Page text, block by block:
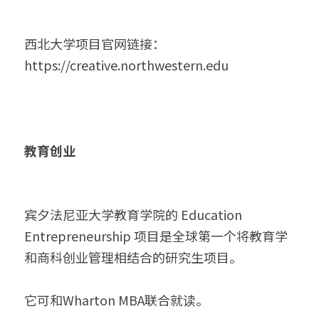
西北大学项目官网链接：
https://creative.northwestern.edu
教育创业
宾夕法尼亚大学教育学院的 Education
Entrepreneurship 项目是全球第一个将教育学
和商科创业管理相结合的研究生项目。
它可和Wharton MBA联合就读。